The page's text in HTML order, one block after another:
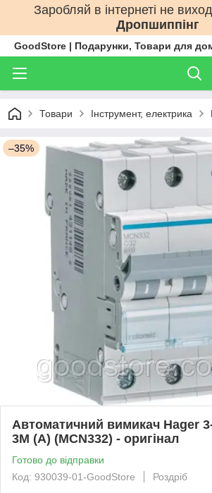
Заробляй в інтернеті не
Дропшиппінг
GoodStore | Подарунки, Товари для
Товари Інструмент, електрика
–35%
Автоматичний вимикач Hager
3M (A) (MCN332) - оригінал
Готово до відправки
Код: 930039-01-GoodStore
Роздріб